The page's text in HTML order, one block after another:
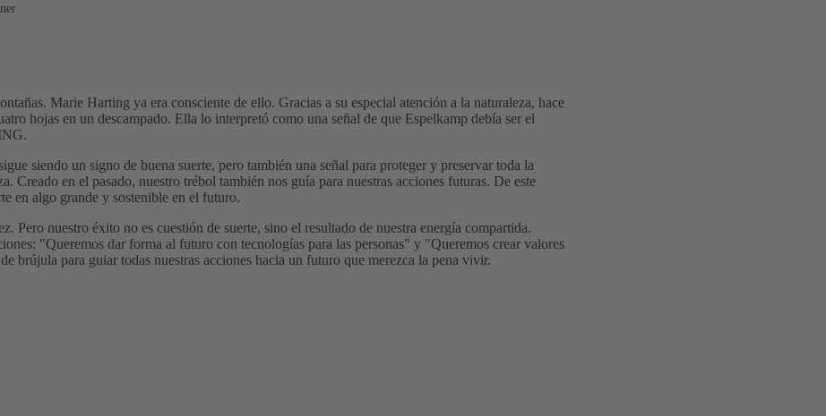
Marie Harting ya era consciente de ello. Gracias a su especial atención a la naturaleza, hace
hojas en un descampado. Ella lo interpretó como una señal de que Espelkamp debía ser el
siendo un signo de buena suerte, pero también una señal para proteger y preservar toda la
Creado en el pasado, nuestro trébol también nos guía para nuestras acciones futuras. De este
en algo grande y sostenible en el futuro.
Pero nuestro éxito no es cuestión de suerte, sino el resultado de nuestra energía compartida.
"Queremos dar forma al futuro con tecnologías para las personas" y "Queremos crear valores
brújula para guiar todas nuestras acciones hacia un futuro que merezca la pena vivir.